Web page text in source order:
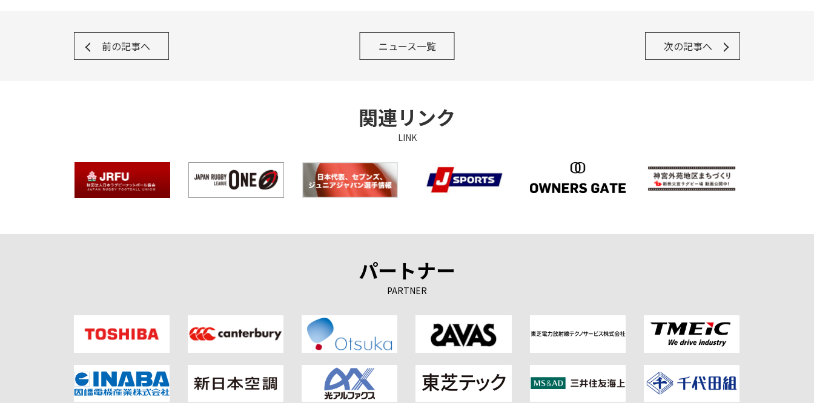
ニュース一覧
前の記事へ 次の記事へ
関連リンク
LINK
パートナー
PARTNER